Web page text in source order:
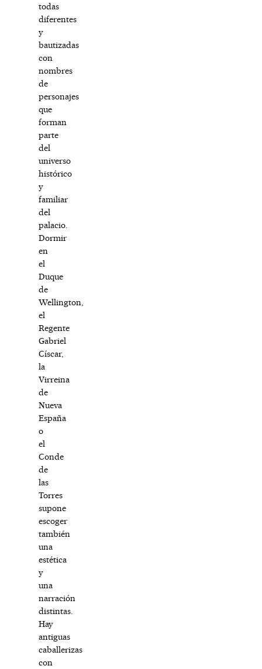
todas
diferentes
y
bautizadas
con
nombres
de
personajes
que
forman
parte
del
universo
histórico
y
familiar
del
palacio.
Dormir
en
el
Duque
de
Wellington,
el
Regente
Gabriel
Císcar,
la
Virreina
de
Nueva
España
o
el
Conde
de
las
Torres
supone
escoger
también
una
estética
y
una
narración
distintas.
Hay
antiguas
caballerizas
con